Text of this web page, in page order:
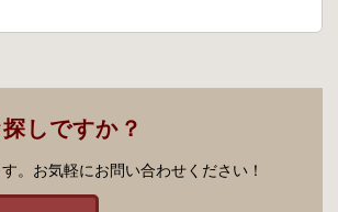
しですか？
。お気軽にお問い合わせください！